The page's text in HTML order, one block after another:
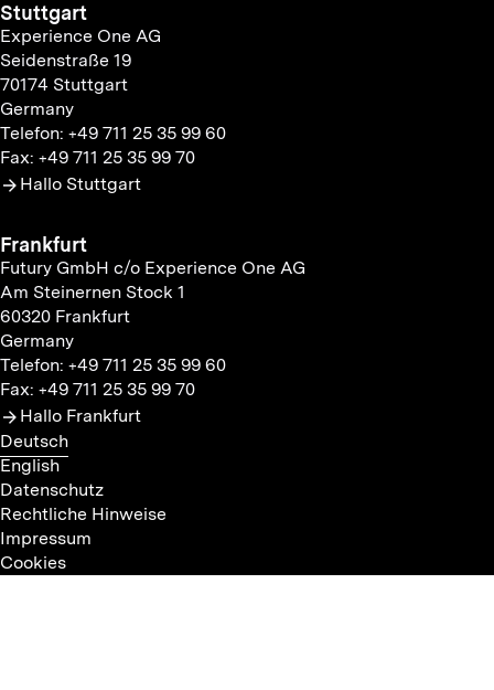
Stuttgart
Experience One AG
Seidenstraße 19
70174 Stuttgart
Germany
Telefon: +49 711 25 35 99 60
Fax: +49 711 25 35 99 70
Hallo Stuttgart
Frankfurt
Futury GmbH c/o Experience One AG
Am Steinernen Stock 1
60320 Frankfurt
Germany
Telefon: +49 711 25 35 99 60
Fax: +49 711 25 35 99 70
Hallo Frankfurt
Deutsch
English
Datenschutz
Rechtliche Hinweise
Impressum
Cookies